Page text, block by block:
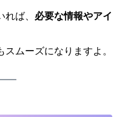
ば、 必要な情報やアイ
ムーズになりますよ。